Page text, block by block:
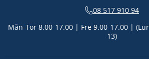
08 517 910 94
Mån-Tor 8.00-17.00 | Fre 9.00-17.00 |
13)